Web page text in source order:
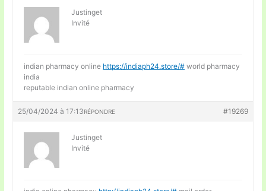
Justinget
Invité
indian pharmacy online https://indiaph24.store/# world pharmacy
india
reputable indian online pharmacy
25/04/2024 à 17:13 #19269
RÉPONDRE
Justinget
Invité